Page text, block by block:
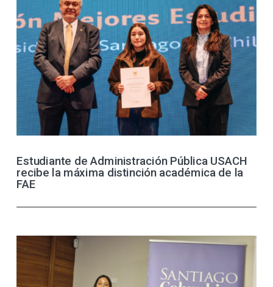
Estudiante de Administración Pública USACH
recibe la máxima distinción académica de la
FAE